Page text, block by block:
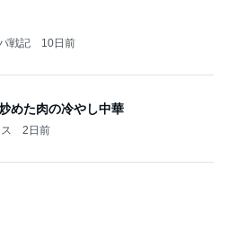
戦記 10日前
めた肉の冷やし中華
2日前